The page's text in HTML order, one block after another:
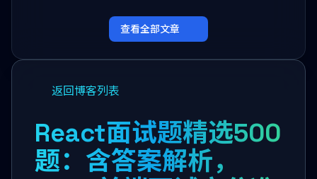
查看全部文章
返回博客列表
React面试题精选500
题：含答案解析，